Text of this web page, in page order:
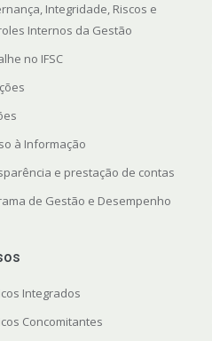
Integridade, Riscos e
Internos da Gestão
no IFSC
à Informação
e prestação de contas
de Gestão e Desempenho
Integrados
Concomitantes